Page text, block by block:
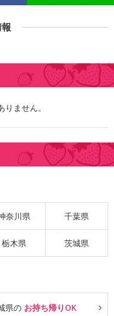
ません。
奈川県 千葉県
栃木県 茨城県
県の お持ち帰りOK